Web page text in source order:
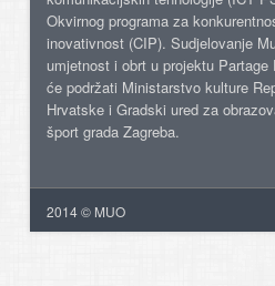
Okvirnog programa za
inovativnost (CIP). Sudjelovanje
umjetnost i obrt u projektu
će podržati Ministarstvo kulture
Hrvatske i Gradski ured za
šport grada Zagreba.
2014 © MUO